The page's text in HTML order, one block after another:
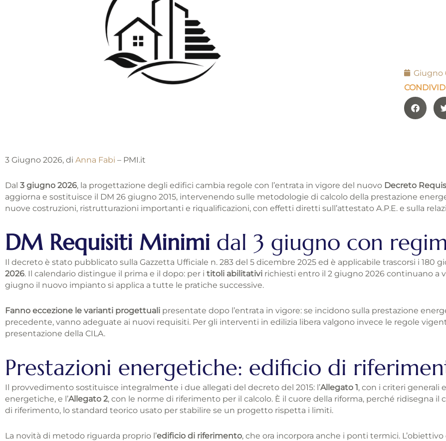
Giugno
3 Giugno 2026, di Anna Fabi – PMI.it
Dal 3 giugno 2026, la progettazione degli edifici cambia regole con l’entrata in vigore del nuovo Decreto
aggiorna e sostituisce il DM 26 giugno 2015, intervenendo sulle metodologie di calcolo della prestazione
nuove costruzioni, ristrutturazioni importanti e riqualificazioni, con effetti diretti sull’attestato A.P.E. e sulla
DM Requisiti Minimi dal 3 giugno con
Il decreto è stato pubblicato sulla Gazzetta Ufficiale n. 283 del 5 dicembre 2025 ed è applicabile trascorsi i 180
2026. Il calendario distingue il prima e il dopo: per i titoli abilitativi richiesti entro il 2 giugno 2026 continuano a
giugno il nuovo impianto si applica a tutte le pratiche successive.
Fanno eccezione le varianti progettuali presentate dopo l’entrata in vigore: se incidono sulla prestazione
precedente, vanno adeguate ai nuovi requisiti. Per gli interventi in edilizia libera valgono invece le regole
presentazione della CILA.
Prestazioni energetiche: edificio di
Il provvedimento sostituisce integralmente i due allegati del decreto del 2015: l’Allegato 1, con i criteri generali
energetiche, e l’Allegato 2, con le norme di riferimento per il calcolo. È il cuore della riforma, perché ridisegna il
di riferimento, lo standard teorico usato per stabilire se un progetto rispetta i limiti.
La novità di metodo riguarda proprio l’edificio di riferimento, che ora incorpora anche i ponti termici.